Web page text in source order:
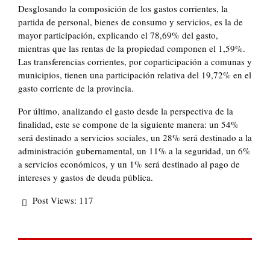
Desglosando la composición de los gastos corrientes, la
partida de personal, bienes de consumo y servicios, es la de
mayor participación, explicando el 78,69% del gasto,
mientras que las rentas de la propiedad componen el 1,59%.
Las transferencias corrientes, por coparticipación a comunas y
municipios, tienen una participación relativa del 19,72% en el
gasto corriente de la provincia.
Por último, analizando el gasto desde la perspectiva de la
finalidad, este se compone de la siguiente manera: un 54%
será destinado a servicios sociales, un 28% será destinado a la
administración gubernamental, un 11% a la seguridad, un 6%
a servicios económicos, y un 1% será destinado al pago de
intereses y gastos de deuda pública.
Post Views: 117